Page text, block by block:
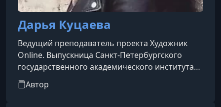
Дарья Куцаева
Ведущий преподаватель проекта Художник
Online. Выпускница Санкт-Петербургского
государственного академического института
имени И.Е. Репина и Politecnico di Milano в
Италии. Занимается преподаванием
Автор